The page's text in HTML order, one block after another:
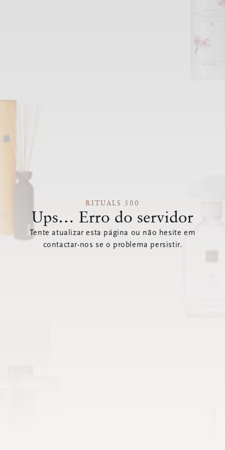
RITUALS 500
Ups… Erro do servidor
Tente atualizar esta página ou não hesite em
contactar-nos se o problema persistir.